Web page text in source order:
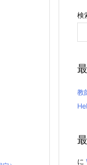
検
教
に